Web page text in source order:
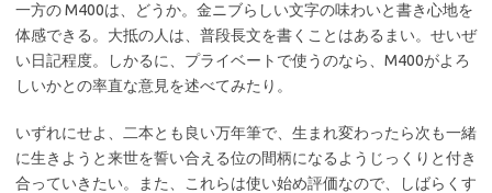
一方の M400は、どうか。金ニブらしい文字の味わいと書き心地を
体感できる。大抵の人は、普段長文を書くことはあるまい。せいぜ
い日記程度。しかるに、プライベートで使うのなら、M400がよろ
しいかとの率直な意見を述べてみたり。
いずれにせよ、二本とも良い万年筆で、生まれ変わったら次も一緒
に生きようと来世を誓い合える位の間柄になるようじっくりと付き
合っていきたい。また、これらは使い始め評価なので、しばらくす